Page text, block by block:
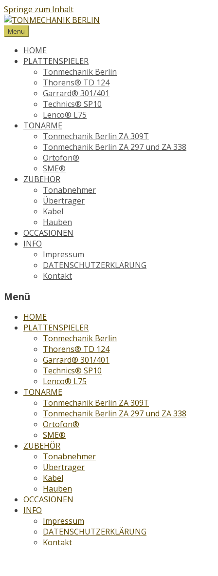
Springe zum Inhalt
Menu
HOME
PLATTENSPIELER
Tonmechanik Berlin
Thorens® TD 124
Garrard® 301/401
Technics® SP10
Lenco® L75
TONARME
Tonmechanik Berlin ZA 309T
Tonmechanik Berlin ZA 297 und ZA 338
Ortofon®
SME®
ZUBEHÖR
Tonabnehmer
Übertrager
Kabel
Hauben
OCCASIONEN
INFO
Impressum
DATENSCHUTZERKLÄRUNG
Kontakt
Menü
HOME
PLATTENSPIELER
Tonmechanik Berlin
Thorens® TD 124
Garrard® 301/401
Technics® SP10
Lenco® L75
TONARME
Tonmechanik Berlin ZA 309T
Tonmechanik Berlin ZA 297 und ZA 338
Ortofon®
SME®
ZUBEHÖR
Tonabnehmer
Übertrager
Kabel
Hauben
OCCASIONEN
INFO
Impressum
DATENSCHUTZERKLÄRUNG
Kontakt